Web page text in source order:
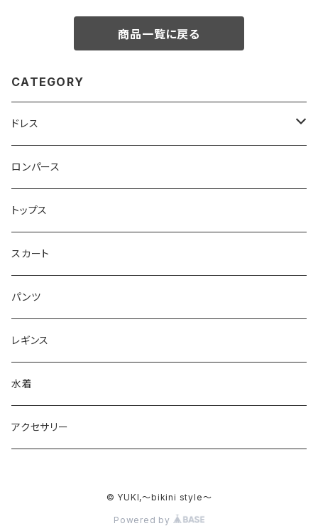
商品一覧に戻る
CATEGORY
ドレス
ベアトップ型ドレス （カップ付）
ワンショルダー型ドレス （カップ付）
ショルダ型ドレス（カップ付）
ポンチョ型ドレス(カップ付)
ロンパース
トップス
スカート
パンツ
レギンス
水着
アクセサリー
© YUKI,〜bikini style〜
Powered by